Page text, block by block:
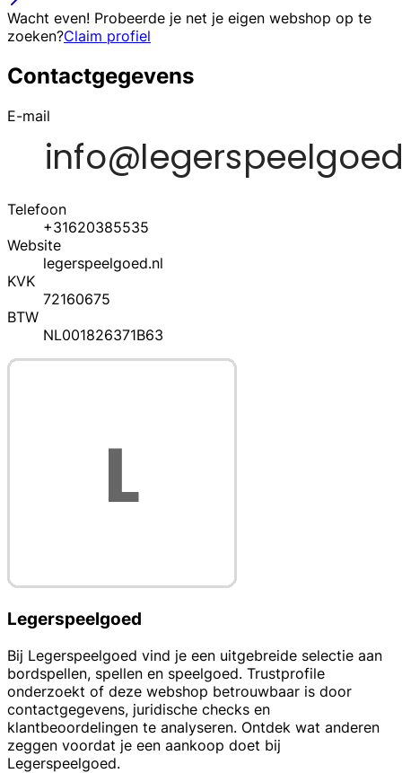
Wacht even! Probeerde je net je eigen webshop op te
zoeken?Claim profiel
Contactgegevens
E-mail
Telefoon
+31620385535
Website
legerspeelgoed.nl
KVK
72160675
BTW
NL001826371B63
Legerspeelgoed
Bij Legerspeelgoed vind je een uitgebreide selectie aan
bordspellen, spellen en speelgoed. Trustprofile
onderzoekt of deze webshop betrouwbaar is door
contactgegevens, juridische checks en
klantbeoordelingen te analyseren. Ontdek wat anderen
zeggen voordat je een aankoop doet bij
Legerspeelgoed.